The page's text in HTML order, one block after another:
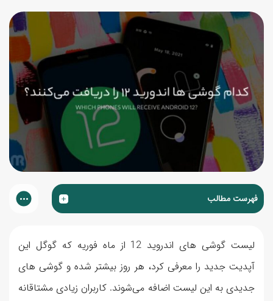
فهرست مطالب
لیست گوشی های اندروید 12 از ماه فوریه که گوگل این
آپدیت جدید را معرفی کرد، هر روز بیشتر شده و گوشی های
جدیدی به این لیست اضافه می‌شوند. کاربران زیادی مشتاقانه